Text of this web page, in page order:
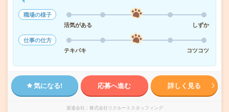
職場の様子
活気がある
しずか
仕事の仕方
テキパキ
コツコツ
気になる! 応募へ進む 詳しく見る
派遣会社 株式会社リクルートスタッフィング